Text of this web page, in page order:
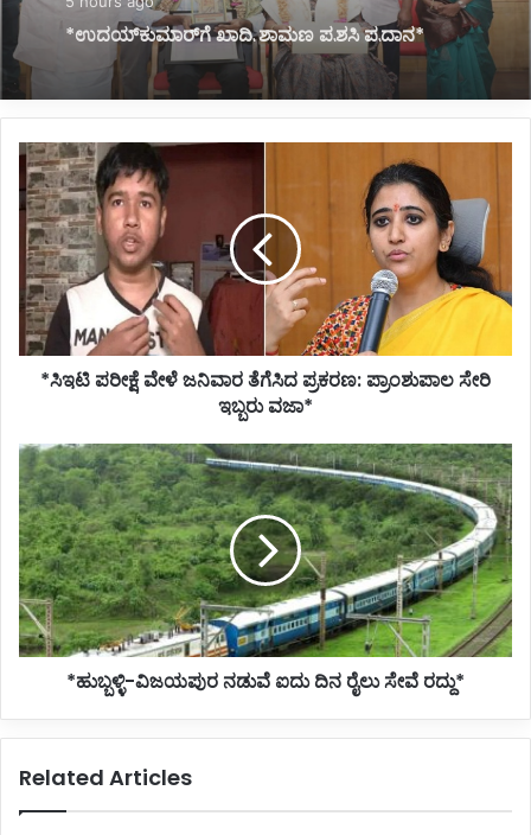
*ಜ್ಞಾನಭಾರತಿ ರಸ್ತೆ ಅಪಘಾತದಲ್ಲಿ ವಿದ್ಯಾರ್ಥಿನಿ ಸಾವು:
ಕುಟುಂಬಕ್ಕೆ ಸರ್ಕಾರದಿಂದ 10 ಲಕ್ಷ ರೂ. ಪರಿಹಾರ*
*ಸಿಇಟಿ
ಪರೀಕ್ಷೆ
ವೇಳೆ
ಜನಿವಾರ
ತೆಗೆಸಿದ
ಪ್ರಕರಣ:
ಪ್ರಾಂಶುಪಾಲ
ಸೇರಿ
ಇಬ್ಬರು
ವಜಾ**ಸಿಇಟಿ ಪರೀಕ್ಷೆ ವೇಳೆ ಜನಿವಾರ ತೆಗೆಸಿದ ಪ್ರಕರಣ: ಪ್ರಾಂಶುಪಾಲ ಸೇರಿ
ಇಬ್ಬರು ವಜಾ*
*ಹುಬ್ಬಳ್ಳಿ-
ವಿಜಯಪುರ
ನಡುವೆ
ಐದು
ದಿನ
ರೈಲು
ಸೇವೆ
ರದ್ದು*
*ಹುಬ್ಬಳ್ಳಿ-ವಿಜಯಪುರ ನಡುವೆ ಐದು ದಿನ ರೈಲು ಸೇವೆ ರದ್ದು*
Related Articles